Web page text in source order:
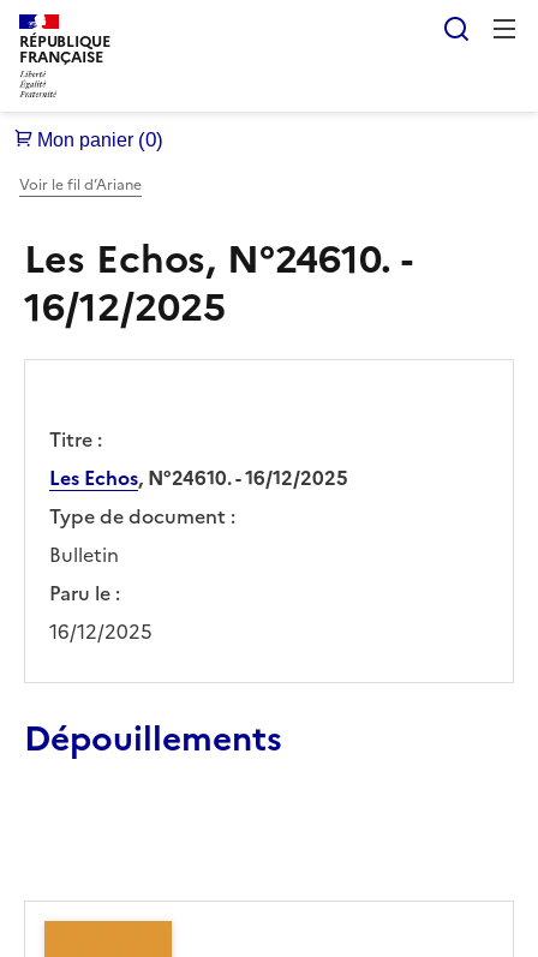
RÉPUBLIQUE
FRANÇAISE
Voir le fil d’Ariane
Les Echos, N°24610. -
16/12/2025
Titre :
Les Echos, N°24610. - 16/12/2025
Type de document :
Bulletin
Paru le :
16/12/2025
Dépouillements